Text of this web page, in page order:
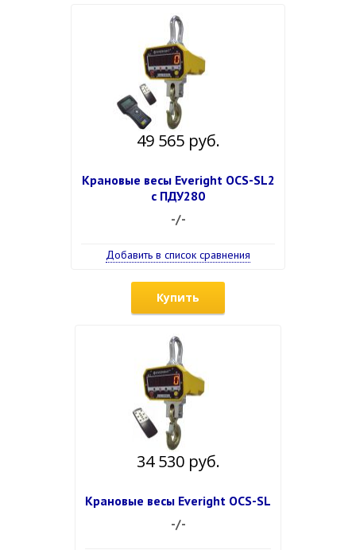
49 565 руб.
Крановые весы Everight OCS-SL2
с ПДУ280
-/-
Добавить в список сравнения
Купить
34 530 руб.
Крановые весы Everight OCS-SL
-/-